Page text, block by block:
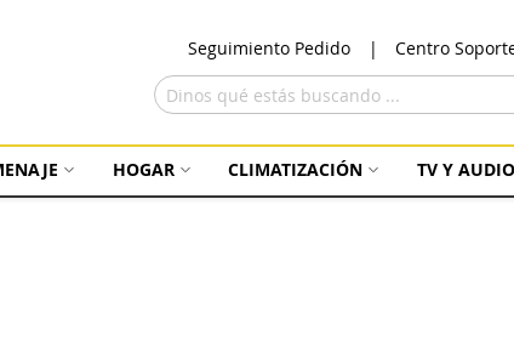
Seguimiento Pedido Centro
HOGAR CLIMATIZACIÓN TV Y AUDIO